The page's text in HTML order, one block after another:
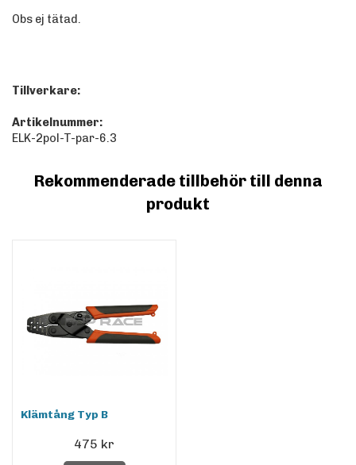
Obs ej tätad.
Tillverkare:
Artikelnummer:
ELK-2pol-T-par-6.3
Rekommenderade tillbehör till denna
produkt
Klämtång Typ B
475 kr